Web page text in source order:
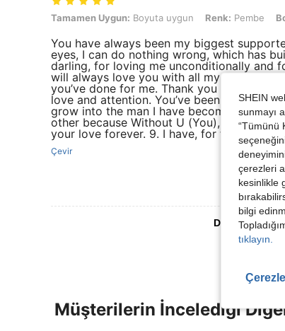
Tamamen Uygun: Boyuta uygun, Renk: Pembe, Boyut: 12Y
Tamamen Uygun: Boyuta uygun Renk: Pembe
You have always been my biggest
eyes, I can do nothing wrong, which has
darling, for loving me unconditionally and
will always love you with all my heart. 7. I
you’ve done for me. Thank you for loving,
love and attention. You’ve been there for
grow into the man I have become. 8. In
other because Without U (You), I (am)
your love forever. 9. I have, for the first
Çevir
Daha Fazla
Müşterilerin İncelediği
SHEIN
sunmayı
“Tümünü
çerezleri
kesinlikle
bilgi
tıklayın.